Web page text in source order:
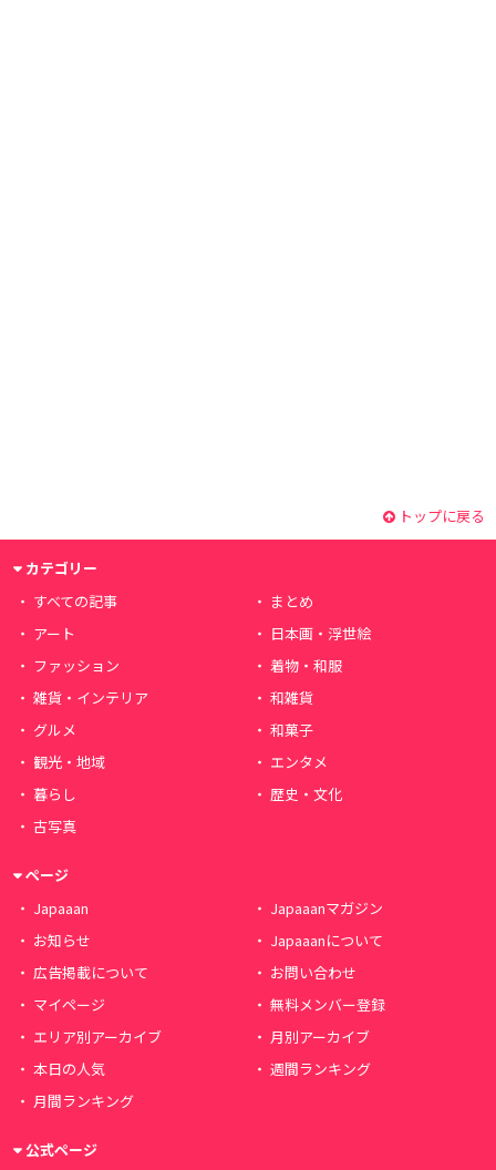
トップに戻る
カテゴリー
すべての記事
まとめ
アート
日本画・浮世絵
ファッション
着物・和服
雑貨・インテリア
和雑貨
グルメ
和菓子
観光・地域
エンタメ
暮らし
歴史・文化
古写真
ページ
Japaaan
Japaaanマガジン
お知らせ
Japaaanについて
広告掲載について
お問い合わせ
マイページ
無料メンバー登録
エリア別アーカイブ
月別アーカイブ
本日の人気
週間ランキング
月間ランキング
公式ページ